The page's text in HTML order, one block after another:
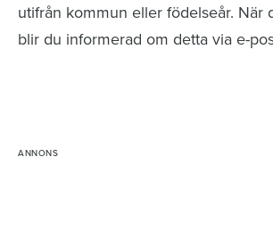
utifrån kommun eller födelseår. När
blir du informerad om detta via e-